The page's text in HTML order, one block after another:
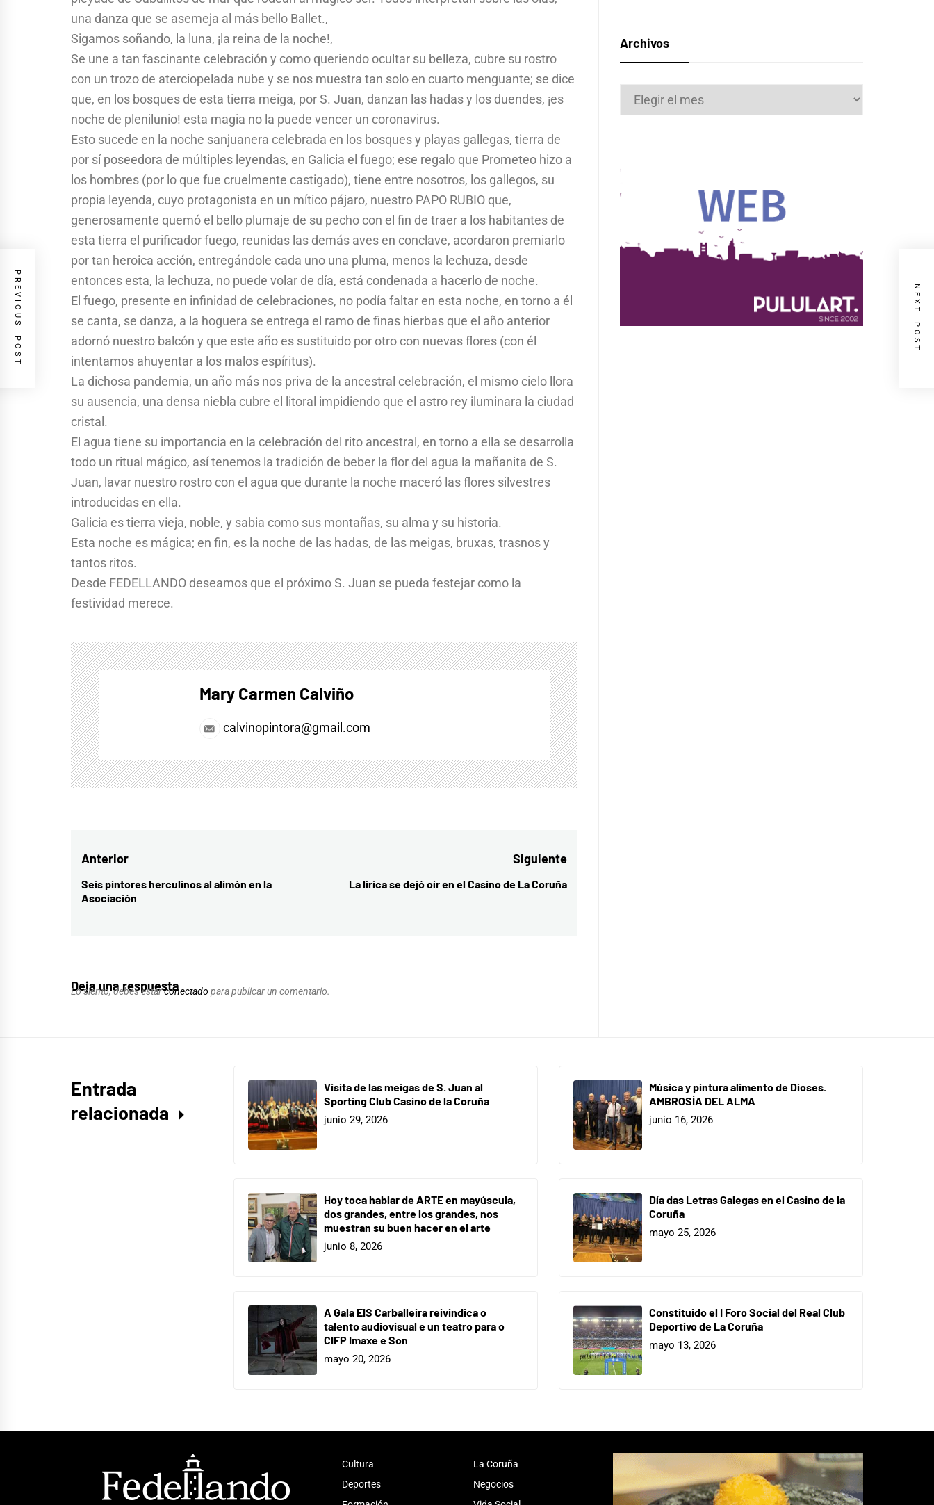
una danza que se asemeja al más bello Ballet.,
Sigamos soñando, la luna, ¡la reina de la noche!,
Se une a tan fascinante celebración y como queriendo ocultar su belleza, cubre su rostro
con un trozo de aterciopelada nube y se nos muestra tan solo en cuarto menguante; se dice
que, en los bosques de esta tierra meiga, por S. Juan, danzan las hadas y los duendes, ¡es
noche de plenilunio! esta magia no la puede vencer un coronavirus.
Esto sucede en la noche sanjuanera celebrada en los bosques y playas gallegas, tierra de
por sí poseedora de múltiples leyendas, en Galicia el fuego; ese regalo que Prometeo hizo a
los hombres (por lo que fue cruelmente castigado), tiene entre nosotros, los gallegos, su
propia leyenda, cuyo protagonista en un mítico pájaro, nuestro PAPO RUBIO que,
generosamente quemó el bello plumaje de su pecho con el fin de traer a los habitantes de
esta tierra el purificador fuego, reunidas las demás aves en conclave, acordaron premiarlo
por tan heroica acción, entregándole cada uno una pluma, menos la lechuza, desde
entonces esta, la lechuza, no puede volar de día, está condenada a hacerlo de noche.
El fuego, presente en infinidad de celebraciones, no podía faltar en esta noche, en torno a él
se canta, se danza, a la hoguera se entrega el ramo de finas hierbas que el año anterior
adornó nuestro balcón y que este año es sustituido por otro con nuevas flores (con él
intentamos ahuyentar a los malos espíritus).
La dichosa pandemia, un año más nos priva de la ancestral celebración, el mismo cielo llora
su ausencia, una densa niebla cubre el litoral impidiendo que el astro rey iluminara la ciudad
cristal.
El agua tiene su importancia en la celebración del rito ancestral, en torno a ella se desarrolla
todo un ritual mágico, así tenemos la tradición de beber la flor del agua la mañanita de S.
Juan, lavar nuestro rostro con el agua que durante la noche maceró las flores silvestres
introducidas en ella.
Galicia es tierra vieja, noble, y sabia como sus montañas, su alma y su historia.
Esta noche es mágica; en fin, es la noche de las hadas, de las meigas, bruxas, trasnos y
tantos ritos.
Desde FEDELLANDO deseamos que el próximo S. Juan se pueda festejar como la
festividad merece.
Mary Carmen Calviño
calvinopintora@gmail.com
Navegación
de
Anterior
Entrada
anterior:
Seis pintores herculinos al alimón en la
Asociación
Siguiente
Entrada
La lírica se dejó oír en el Casino de La Coruña
PREVIOUS POST NEXT POST
Deja una respuesta
Lo siento, debes estarconectado para publicar un comentario.
Archivos
Archivos
Entrada
relacionada
Visita de las meigas de S. Juan al
Sporting Club Casino de la Coruña
junio 29, 2026
Música y pintura alimento de Dioses.
AMBROSÍA DEL ALMA
junio 16, 2026
Hoy toca hablar de ARTE en mayúscula,
dos grandes, entre los grandes, nos
muestran su buen hacer en el arte
junio 8, 2026
Día das Letras Galegas en el Casino de la
Coruña
mayo 25, 2026
A Gala EIS Carballeira reivindica o
talento audiovisual e un teatro para o
CIFP Imaxe e Son
mayo 20, 2026
Constituido el I Foro Social del Real Club
Deportivo de La Coruña
mayo 13, 2026
Cultura
Deportes
La Coruña
Negocios